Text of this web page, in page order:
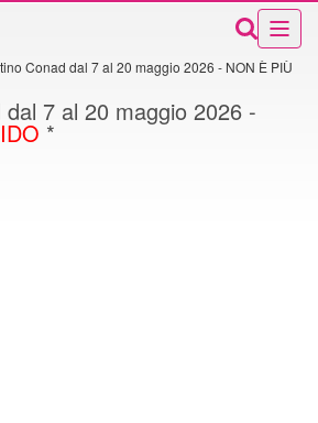
Conad dal 7 al 20 maggio 2026 - NON È PIÙ
7 al 20 maggio 2026 -
*